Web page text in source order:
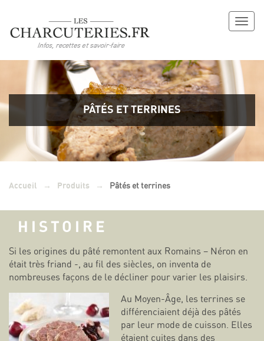
PÂTÉS ET TERRINES
Accueil → Produits → Pâtés et terrines
HISTOIRE
Si les origines du pâté remontent aux Romains – Néron en
était très friand -, au fil des siècles, on inventa de
nombreuses façons de le décliner pour varier les plaisirs.
Au Moyen-Âge, les terrines se
différenciaient déjà des pâtés
par leur mode de cuisson. Elles
étaient cuites dans des